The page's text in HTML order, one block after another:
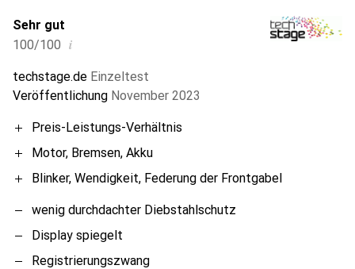
Sehr gut
100/100 i
techstage.de Einzeltest
Veröffentlichung November 2023
Preis-Leistungs-Verhältnis
Motor, Bremsen, Akku
Blinker, Wendigkeit, Federung der Frontgabel
wenig durchdachter Diebstahlschutz
Display spiegelt
Registrierungszwang